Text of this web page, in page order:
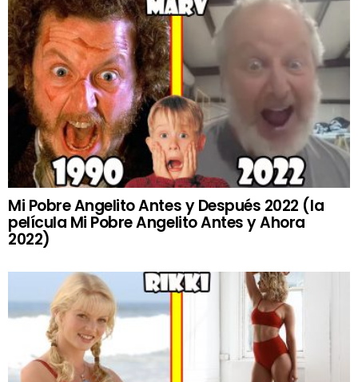
Mi Pobre Angelito Antes y Después 2022 (la
película Mi Pobre Angelito Antes y Ahora
2022)